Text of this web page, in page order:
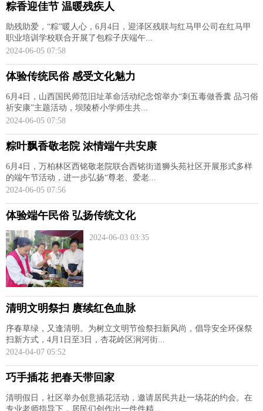
粽香迎佳节 温暖残疾人
助残助爱，“粽”暖人心，6月4日，迎泽区残联与红马甲公司在红马甲
职业培训学校联合开展了包粽子庆端午...
2024-06-05 07:58
体验传统民俗 感受文化魅力
6月4日，山西国民师范旧址革命活动纪念馆举办“刺五毒做香囊 品习俗
祈安康”主题活动，坝陵桥小学师生共...
2024-06-05 07:58
粽叶飘香敬老院 浓情端午共安康
6月4日，万柏林区西铭敬老院联合西铭街道狮头苑社区开展形式多样
的端午节活动，进一步弘扬“尊老、爱老...
2024-06-05 07:56
体验端午民俗 弘扬传统文化
2024-06-03 03:35
清明文明祭扫 赓续红色血脉
序春草绿，又逢清明。为树立文明节俭祭扫新风尚，倡导安全环保祭
扫新方式，4月1日至3日，杏花岭区涧河街...
2024-04-07 05:52
巧手插花 把春天带回家
清明假日，社区举办创意插花活动，邀请居民共赴一场花的约会。在
专业老师指导下，居民们创作出一件件精...